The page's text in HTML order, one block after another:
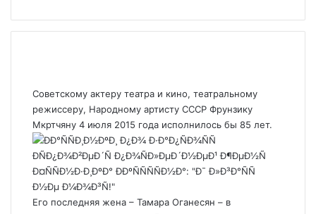
Советскому актеру театра и кино, театральному
режиссеру, Народному артисту СССР Фрунзику
Мкртчяну 4 июля 2015 года исполнилось бы 85 лет.
Его последняя жена – Тамара Оганесян – в